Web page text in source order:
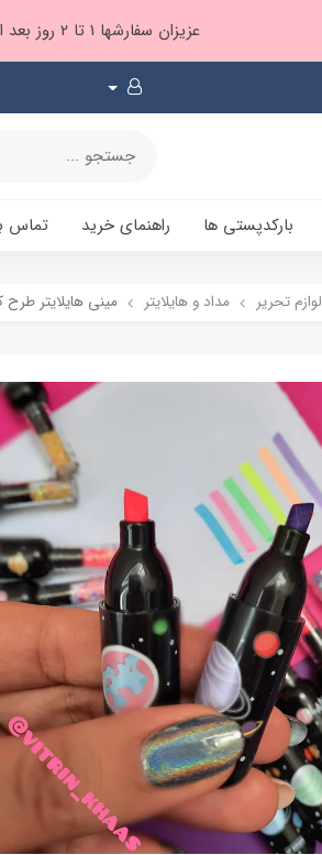
عزیزان سفارشها ۱ تا ۲ روز بعد از ثبت، از طریق پست پیشتاز ارسال و بارکدپستی پیامک میشه براتون ❤️
بارکدپستی ها راهنمای خرید تماس
لوازم تحریر مداد و هایلایتر مینی هایلایتر